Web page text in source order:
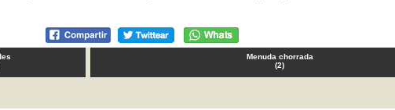
Menuda chorrada
(2)